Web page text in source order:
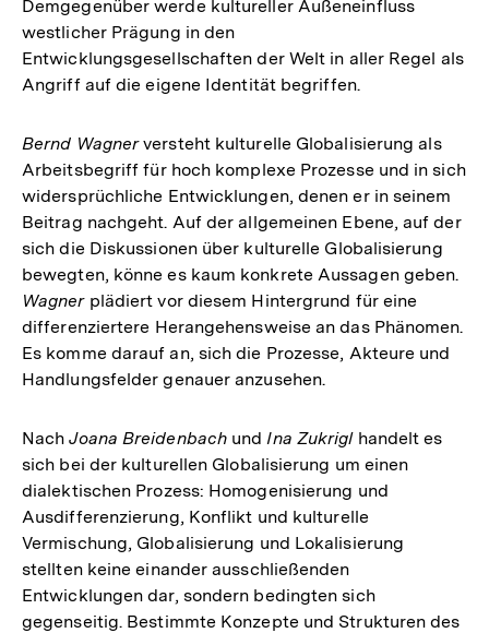
Demgegenüber werde kultureller Außeneinfluss
westlicher Prägung in den
Entwicklungsgesellschaften der Welt in aller Regel als
Angriff auf die eigene Identität begriffen.
Bernd Wagnerversteht kulturelle Globalisierung als
Arbeitsbegriff für hoch komplexe Prozesse und in sich
widersprüchliche Entwicklungen, denen er in seinem
Beitrag nachgeht. Auf der allgemeinen Ebene, auf der
sich die Diskussionen über kulturelle Globalisierung
bewegten, könne es kaum konkrete Aussagen geben.
Wagnerplädiert vor diesem Hintergrund für eine
differenziertere Herangehensweise an das Phänomen.
Es komme darauf an, sich die Prozesse, Akteure und
Handlungsfelder genauer anzusehen.
NachJoana Breidenbachund Ina Zukrigl handelt es
sich bei der kulturellen Globalisierung um einen
dialektischen Prozess: Homogenisierung und
Ausdifferenzierung, Konflikt und kulturelle
Vermischung, Globalisierung und Lokalisierung
stellten keine einander ausschließenden
Entwicklungen dar, sondern bedingten sich
gegenseitig. Bestimmte Konzepte und Strukturen des